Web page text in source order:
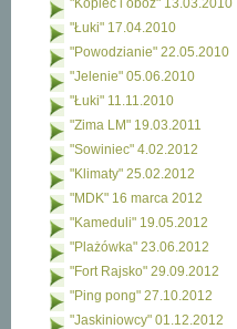
"Kopiec i obóz" 13.03.2010
"Łuki" 17.04.2010
"Powodzianie" 22.05.2010
"Jelenie" 05.06.2010
"Łuki" 11.11.2010
"Zima LM" 19.03.2011
"Sowiniec" 4.02.2012
"Klimaty" 25.02.2012
"MDK" 16 marca 2012
"Kameduli" 19.05.2012
"Plażówka" 23.06.2012
"Fort Rajsko" 29.09.2012
"Ping pong" 27.10.2012
"Jaskiniowcy" 01.12.2012